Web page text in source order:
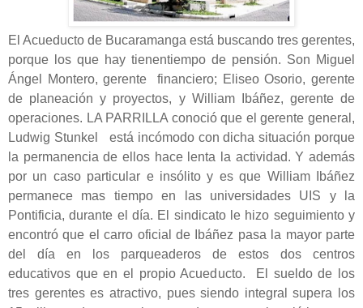
El Acueducto de Bucaramanga está buscando tres gerentes,
porque los que hay tienentiempo de pensión. Son Miguel
Ángel Montero, gerente financiero; Eliseo Osorio, gerente
de planeación y proyectos, y William Ibáñez, gerente de
operaciones. LA PARRILLA conoció que el gerente general,
Ludwig Stunkel está incómodo con dicha situación porque
la permanencia de ellos hace lenta la actividad. Y además
por un caso particular e insólito y es que William Ibáñez
permanece mas tiempo en las universidades UIS y la
Pontificia, durante el día. El sindicato le hizo seguimiento y
encontró que el carro oficial de Ibáñez pasa la mayor parte
del día en los parqueaderos de estos dos centros
educativos que en el propio Acueducto. El sueldo de los
tres gerentes es atractivo, pues siendo integral supera los